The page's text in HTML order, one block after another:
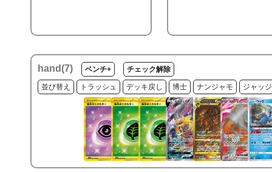
hand(7) ベンチ+ チェック解除
並び替え トラッシュ デッキ戻し 博士 ナンジャモ ジャッ